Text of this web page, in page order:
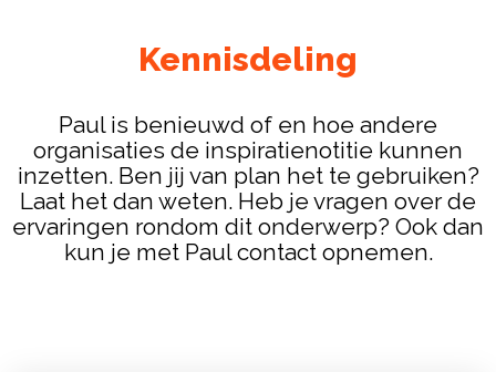
Kennisdeling
Paul is benieuwd of en hoe andere
organisaties de inspiratienotitie kunnen
inzetten. Ben jij van plan het te gebruiken?
Laat het dan weten. Heb je vragen over de
ervaringen rondom dit onderwerp? Ook dan
kun je met Paul contact opnemen.